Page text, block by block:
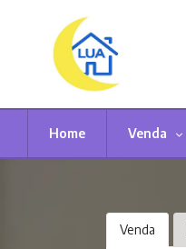
Home Venda
Venda